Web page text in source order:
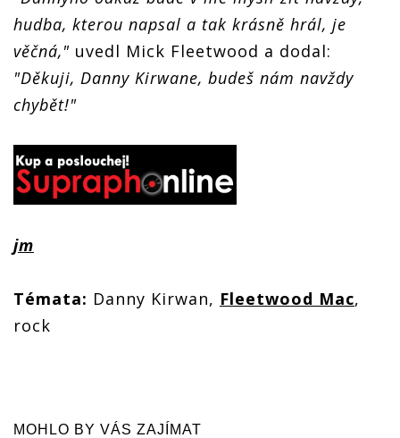
hudba, kterou napsal a tak krásně hrál, je
věčná," uvedl Mick Fleetwood a dodal:
"Děkuji, Danny Kirwane, budeš nám navždy
chybět!"
jm
Témata: Danny Kirwan, Fleetwood Mac,
rock
MOHLO BY VÁS ZAJÍMAT